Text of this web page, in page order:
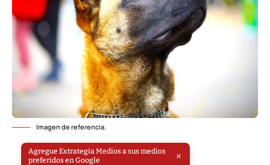
Imagen de referencia.
Agregue Extrategia Medios a sus medios
preferidos en Google
×